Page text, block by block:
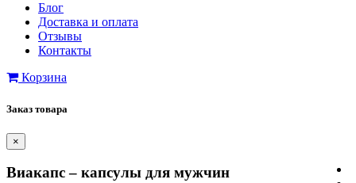
Блог
Доставка и оплата
Отзывы
Контакты
Корзина
Заказ товара
×
Виакапс – капсулы для мужчин